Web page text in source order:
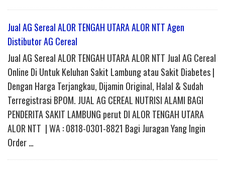
Jual AG Sereal ALOR TENGAH UTARA ALOR NTT Agen
Distibutor AG Cereal
Jual AG Sereal ALOR TENGAH UTARA ALOR NTT Jual AG Cereal
Online Di Untuk Keluhan Sakit Lambung atau Sakit Diabetes |
Dengan Harga Terjangkau, Dijamin Original, Halal & Sudah
Terregistrasi BPOM. JUAL AG CEREAL NUTRISI ALAMI BAGI
PENDERITA SAKIT LAMBUNG perut DI ALOR TENGAH UTARA
ALOR NTT | WA : 0818-0301-8821 Bagi Juragan Yang Ingin
Order …